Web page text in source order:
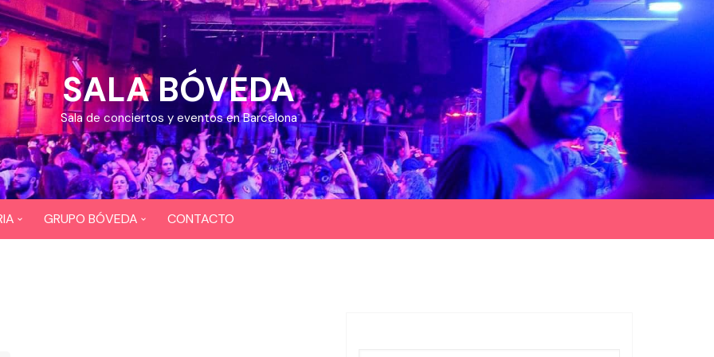
SALA BÓVEDA
Sala de conciertos y eventos en Barcelona
GRUPO BÓVEDA CONTACTO